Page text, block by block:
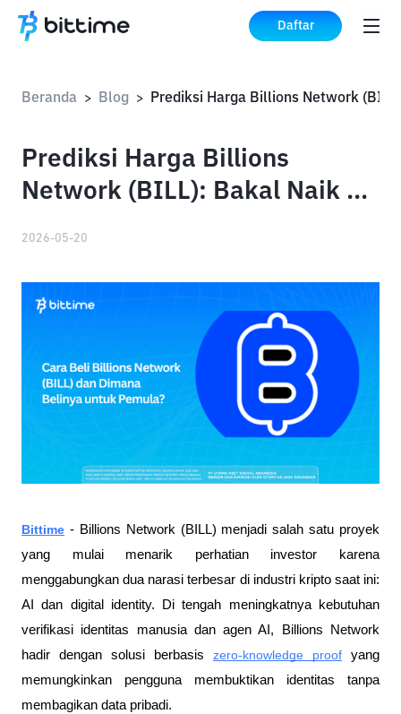
Daftar
Beranda > Blog >
Prediksi Harga Billions
Network (BILL): Bakal Naik ke
2026-05-20
Bittime - Billions Network (BILL) menjadi salah satu proyek
yang mulai menarik perhatian investor karena
menggabungkan dua narasi terbesar di industri kripto saat ini:
AI dan digital identity. Di tengah meningkatnya kebutuhan
verifikasi identitas manusia dan agen AI, Billions Network
hadir dengan solusi berbasis zero-knowledge proof yang
memungkinkan pengguna membuktikan identitas tanpa
membagikan data pribadi.